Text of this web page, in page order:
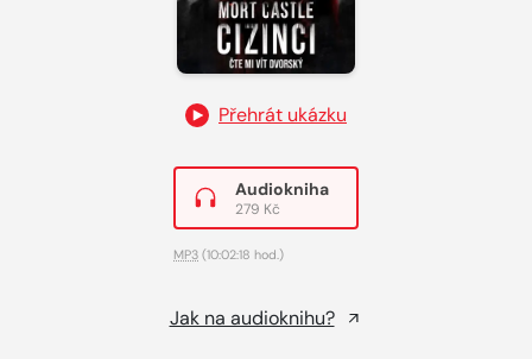
Přehrát ukázku
Audiokniha
279 Kč
MP3 (10:02:18 hod.)
Jak na audioknihu?